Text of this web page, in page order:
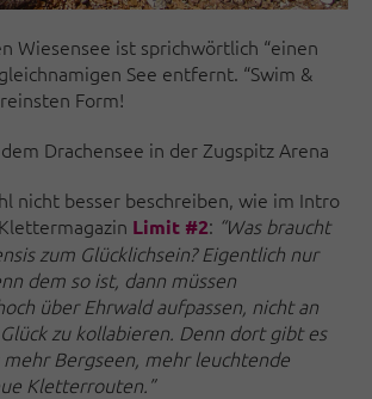
Wiesensee ist sprichwörtlich “einen
See entfernt. “Swim &
Form!
Drachensee in der Zugspitz Arena
nicht besser beschreiben, wie im Intro
Limit #2: “Was braucht
zum Glücklichsein? Eigentlich nur
dem so ist, dann müssen
über Ehrwald aufpassen, nicht an
zu kollabieren. Denn dort gibt es
Bergseen, mehr leuchtende
Kletterrouten.”